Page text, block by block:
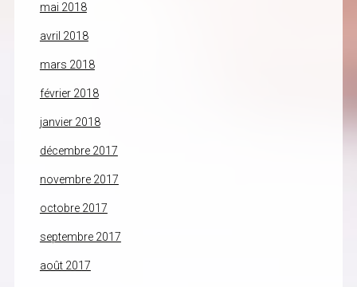
mai 2018
avril 2018
mars 2018
février 2018
janvier 2018
décembre 2017
novembre 2017
octobre 2017
septembre 2017
août 2017